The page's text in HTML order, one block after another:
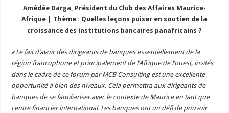
Amédée Darga, Président du Club des Affaires Maurice-
Afrique | Thème : Quelles leçons puiser en soutien de la
croissance des institutions bancaires panafricains ?
« Le fait d’avoir des dirigeants de banques essentiellement de la
région francophone et principalement de l’Afrique de l’ouest, invités
dans le cadre de ce forum par MCB Consulting est une excellente
opportunité à bien des niveaux. Cela permettra aux dirigeants de
banques de se familiariser avec le contexte de Maurice en tant que
centre financier international. Les banques ont un défi de pouvoir